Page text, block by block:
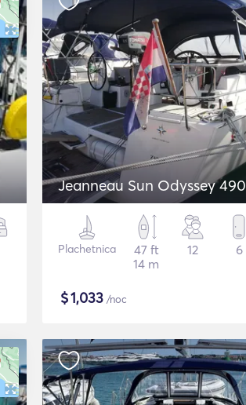
Jeanneau Sun Odyssey 490
Plachetnica
47 ft
14 m
12 6
$1,033 /noc